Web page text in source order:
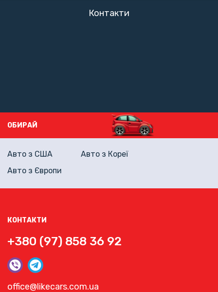
Контакти
КОНТАКТИ
+380 (97) 858 36 92
office@likecars.com.ua
ОБИРАЙ
Авто з США
Авто з Кореї
Авто з Європи